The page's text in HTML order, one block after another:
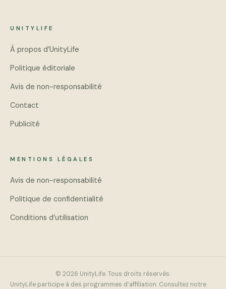
UNITYLIFE
À propos d’UnityLife
Politique éditoriale
Avis de non-responsabilité
Contact
Publicité
MENTIONS LÉGALES
Avis de non-responsabilité
Politique de confidentialité
Conditions d’utilisation
© 2026 UnityLife. Tous droits réservés.
UnityLife participe à des programmes d’affiliation. Consultez notre